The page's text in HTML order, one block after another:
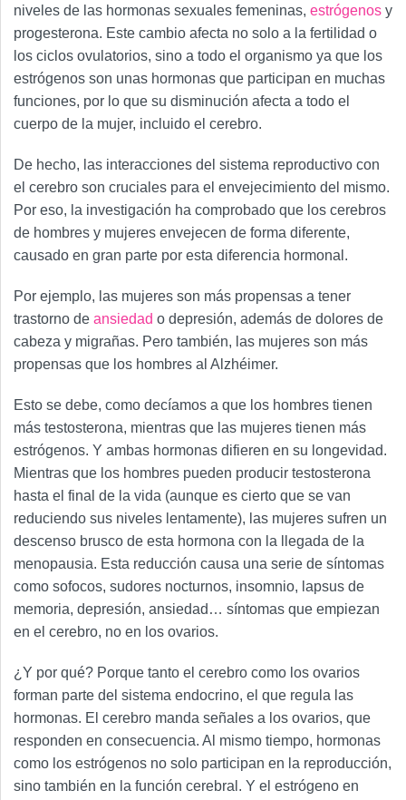
niveles de las hormonas sexuales femeninas, estrógenos y
progesterona. Este cambio afecta no solo a la fertilidad o
los ciclos ovulatorios, sino a todo el organismo ya que los
estrógenos son unas hormonas que participan en muchas
funciones, por lo que su disminución afecta a todo el
cuerpo de la mujer, incluido el cerebro.
De hecho, las interacciones del sistema reproductivo con
el cerebro son cruciales para el envejecimiento del mismo.
Por eso, la investigación ha comprobado que los cerebros
de hombres y mujeres envejecen de forma diferente,
causado en gran parte por esta diferencia hormonal.
Por ejemplo, las mujeres son más propensas a tener
trastorno de ansiedad o depresión, además de dolores de
cabeza y migrañas. Pero también, las mujeres son más
propensas que los hombres al Alzhéimer.
Esto se debe, como decíamos a que los hombres tienen
más testosterona, mientras que las mujeres tienen más
estrógenos. Y ambas hormonas difieren en su longevidad.
Mientras que los hombres pueden producir testosterona
hasta el final de la vida (aunque es cierto que se van
reduciendo sus niveles lentamente), las mujeres sufren un
descenso brusco de esta hormona con la llegada de la
menopausia. Esta reducción causa una serie de síntomas
como sofocos, sudores nocturnos, insomnio, lapsus de
memoria, depresión, ansiedad… síntomas que empiezan
en el cerebro, no en los ovarios.
¿Y por qué? Porque tanto el cerebro como los ovarios
forman parte del sistema endocrino, el que regula las
hormonas. El cerebro manda señales a los ovarios, que
responden en consecuencia. Al mismo tiempo, hormonas
como los estrógenos no solo participan en la reproducción,
sino también en la función cerebral. Y el estrógeno en